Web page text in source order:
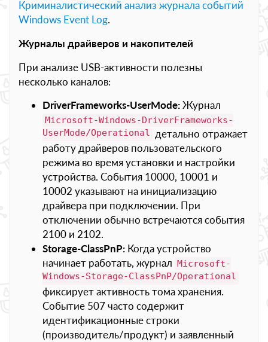
Криминалистический анализ журнала событий
Windows Event Log.
Журналы драйверов и накопителей
При анализе USB-активности полезны
несколько каналов:
DriverFrameworks-UserMode:Журнал
Microsoft-Windows-DriverFrameworks-
UserMode/Operational детально отражает
работу драйверов пользовательского
режима во время установки и настройки
устройства. События 10000, 10001 и
10002 указывают на инициализацию
драйвера при подключении. При
отключении обычно встречаются события
2100 и 2102.
Storage-ClassPnP: Когда устройство
начинает работать, журнал Microsoft-
Windows-Storage-ClassPnP/Operational
фиксирует активность тома хранения.
Событие 507 часто содержит
идентификационные строки
(производитель/продукт) и заявленный